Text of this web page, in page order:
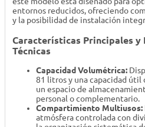
entornos reducidos, ofreciendo
y la posibilidad de instalación
Características Principales y
Técnicas
Capacidad Volumétrica:
81 litros y una capacidad
un espacio de
personal o complementario.
Compartimiento Multiusos:
atmósfera controlada con